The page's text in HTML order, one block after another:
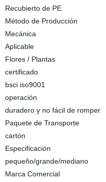
Recubierto de PE
Método de Producción
Mecánica
Aplicable
Flores / Plantas
certificado
bsci iso9001
operación
duradero y no fácil de romper
Paquete de Transporte
cartón
Especificación
pequeño/grande/mediano
Marca Comercial